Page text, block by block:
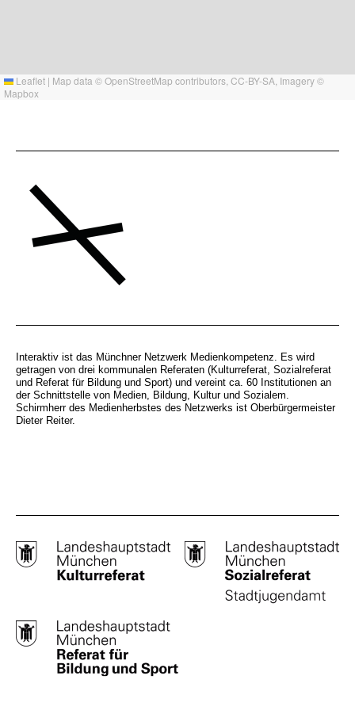
Leaflet | Map data ©OpenStreetMap contributors, CC-BY-SA , Imagery ©
Mapbox
Interaktiv ist das Münchner Netzwerk Medienkompetenz. Es wird
getragen von drei kommunalen Referaten (Kulturreferat, Sozialreferat
und Referat für Bildung und Sport) und vereint ca. 60 Institutionen an
der Schnittstelle von Medien, Bildung, Kultur und Sozialem.
Schirmherr des Medienherbstes des Netzwerks ist Oberbürgermeister
Dieter Reiter.